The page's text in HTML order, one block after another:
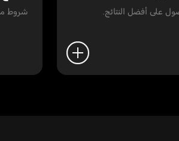
على أفضل النتائج. شروط